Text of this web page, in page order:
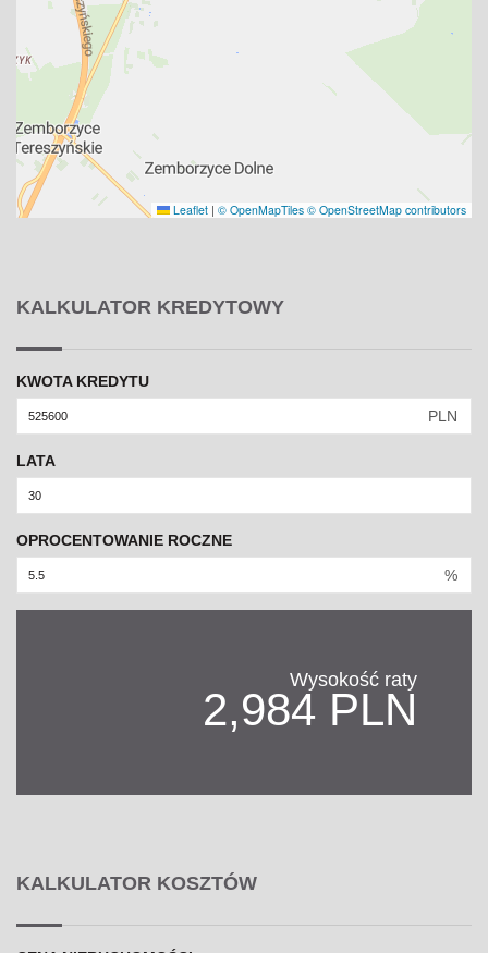
Leaflet | © OpenMapTiles © OpenStreetMap contributors
KALKULATOR KREDYTOWY
KWOTA KREDYTU
PLN
LATA
OPROCENTOWANIE ROCZNE
%
Wysokość raty
2,984 PLN
KALKULATOR KOSZTÓW